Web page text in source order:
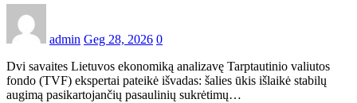
admin Geg 28, 2026 0
Dvi savaites Lietuvos ekonomiką analizavę Tarptautinio valiutos
fondo (TVF) ekspertai pateikė išvadas: šalies ūkis išlaikė stabilų
augimą pasikartojančių pasaulinių sukrėtimų…